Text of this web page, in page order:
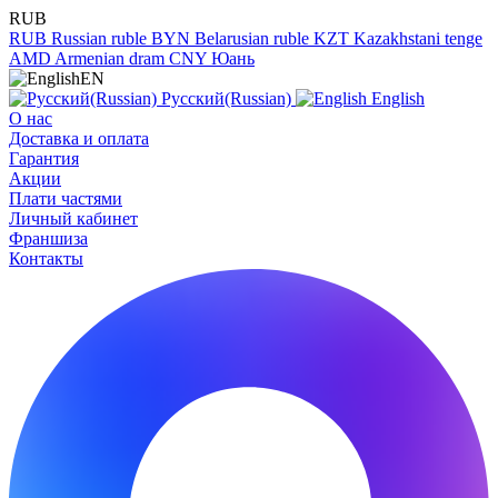
RUB
RUB Russian ruble BYN Belarusian ruble KZT Kazakhstani tenge
AMD Armenian dram CNY Юань
EN
Русский(Russian)
English
О нас
Доставка и оплата
Гарантия
Акции
Плати частями
Личный кабинет
Франшиза
Контакты